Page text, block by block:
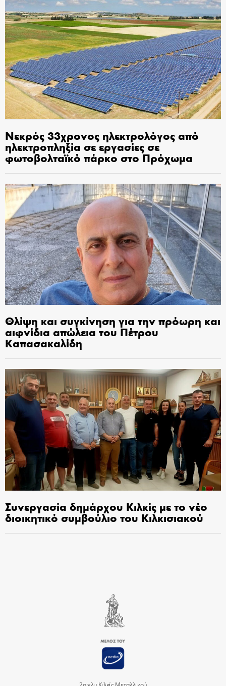
Νεκρός 33χρονος ηλεκτρολόγος από
ηλεκτροπληξία σε εργασίες σε
φωτοβολταϊκό πάρκο στο Πρόχωμα
Θλίψη και συγκίνηση για την πρόωρη και
αιφνίδια απώλεια του Πέτρου
Καπασακαλίδη
Συνεργασία δημάρχου Κιλκίς με το νέο
διοικητικό συμβούλιο του Κιλκισιακού